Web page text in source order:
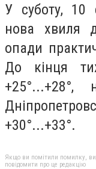
У суботу, 10
нова хвиля
опади
До кінця
+30°...+33°.
Якщо ви помітили помилку,
повідомити про це редакцію